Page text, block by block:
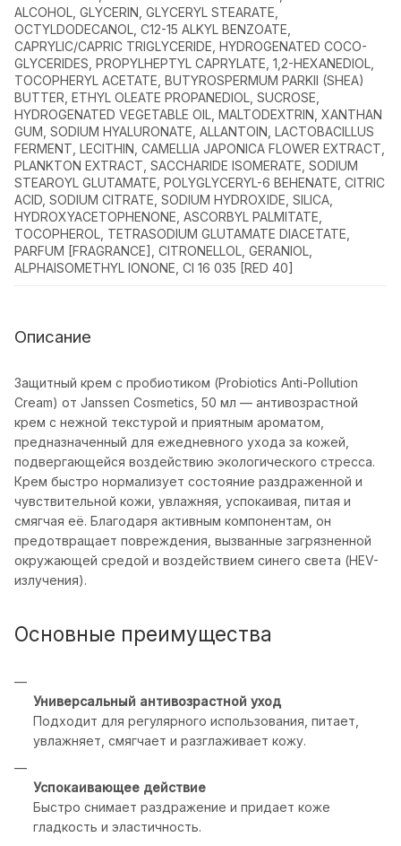
ALCOHOL, GLYCERIN, GLYCERYL STEARATE,
OCTYLDODECANOL, C12-15 ALKYL BENZOATE,
CAPRYLIC/CAPRIC TRIGLYCERIDE, HYDROGENATED COCO-
GLYCERIDES, PROPYLHEPTYL CAPRYLATE, 1,2-HEXANEDIOL,
TOCOPHERYL ACETATE, BUTYROSPERMUM PARKII (SHEA)
BUTTER, ETHYL OLEATE PROPANEDIOL, SUCROSE,
HYDROGENATED VEGETABLE OIL, MALTODEXTRIN, XANTHAN
GUM, SODIUM HYALURONATE, ALLANTOIN, LACTOBACILLUS
FERMENT, LECITHIN, CAMELLIA JAPONICA FLOWER EXTRACT,
PLANKTON EXTRACT, SACCHARIDE ISOMERATE, SODIUM
STEAROYL GLUTAMATE, POLYGLYCERYL-6 BEHENATE, CITRIC
ACID, SODIUM CITRATE, SODIUM HYDROXIDE, SILICA,
HYDROXYACETOPHENONE, ASCORBYL PALMITATE,
TOCOPHEROL, TETRASODIUM GLUTAMATE DIACETATE,
PARFUM [FRAGRANCE], CITRONELLOL, GERANIOL,
ALPHAISOMETHYL IONONE, CI 16 035 [RED 40]
Описание
Защитный крем с пробиотиком (Probiotics Anti-Pollution
Cream) от Janssen Cosmetics, 50 мл — антивозрастной
крем с нежной текстурой и приятным ароматом,
предназначенный для ежедневного ухода за кожей,
подвергающейся воздействию экологического стресса.
Крем быстро нормализует состояние раздраженной и
чувствительной кожи, увлажняя, успокаивая, питая и
смягчая её. Благодаря активным компонентам, он
предотвращает повреждения, вызванные загрязненной
окружающей средой и воздействием синего света (HEV-
излучения).
Основные преимущества
Универсальный антивозрастной уход
Подходит для регулярного использования, питает,
увлажняет, смягчает и разглаживает кожу.
Успокаивающее действие
Быстро снимает раздражение и придает коже
гладкость и эластичность.